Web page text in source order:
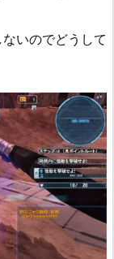
いのでどうして